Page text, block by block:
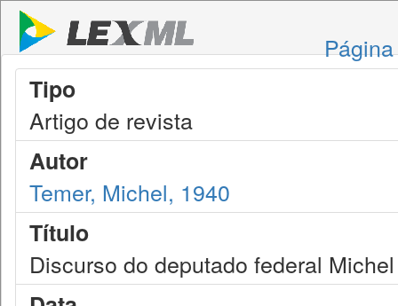
Tipo
Artigo de revista
Autor
Temer, Michel, 1940
Título
Discurso do deputado federal